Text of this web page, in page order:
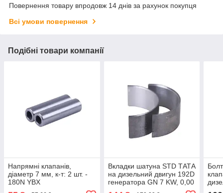
Повернення товару впродовж 14 днів за рахунок покупця
Всі умови повернення
Подібні товари компанії
Напрямні клапанів,
діаметр 7 мм, к-т: 2 шт. -
180N YBX
Вкладки шатуна STD ТАТА
на дизельний двигун 192D
генератора GN 7 KW, 0,00